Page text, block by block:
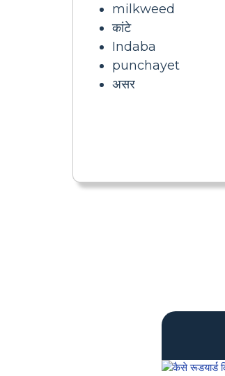
milkweed
कांटे
Indaba
punchayet
असर